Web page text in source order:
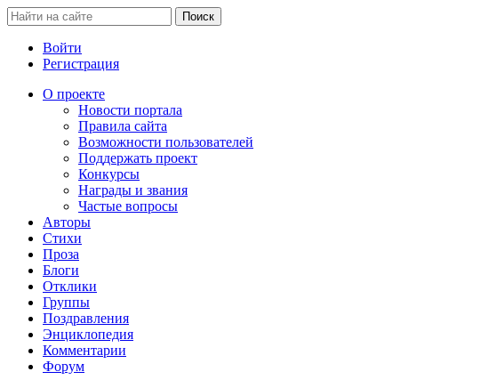
Войти
Регистрация
О проекте
Новости портала
Правила сайта
Возможности пользователей
Поддержать проект
Конкурсы
Награды и звания
Частые вопросы
Авторы
Стихи
Проза
Блоги
Отклики
Группы
Поздравления
Энциклопедия
Комментарии
Форум